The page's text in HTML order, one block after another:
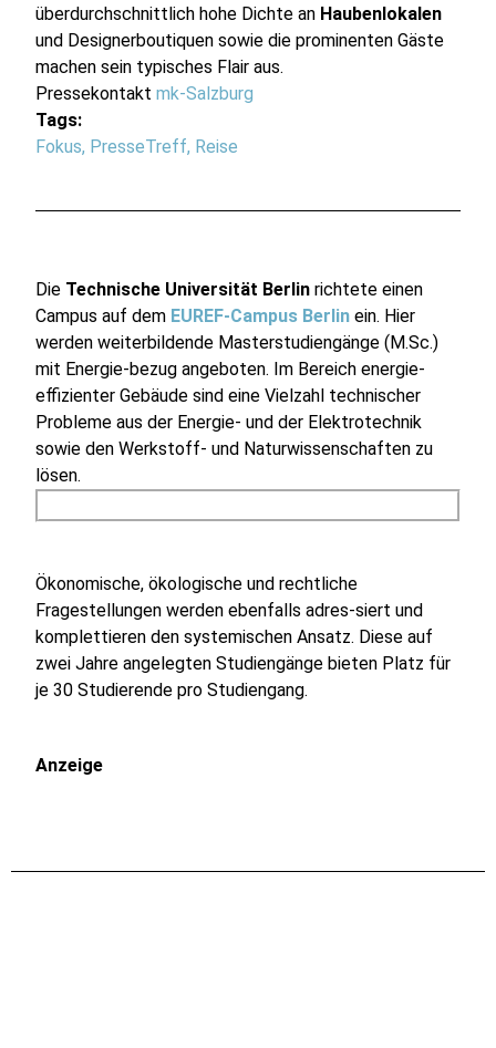
überdurchschnittlich hohe Dichte an Haubenlokalen
und Designerboutiquen sowie die prominenten Gäste
machen sein typisches Flair aus.
Pressekontaktmk-Salzburg
Tags:
Fokus, PresseTreff, Reise
Die Technische Universität Berlin richtete einen
Campus auf dem EUREF-Campus Berlin ein. Hier
werden weiterbildende Masterstudiengänge (M.Sc.)
mit Energie-bezug angeboten. Im Bereich energie-
effizienter Gebäude sind eine Vielzahl technischer
Probleme aus der Energie- und der Elektrotechnik
sowie den Werkstoff- und Naturwissenschaften zu
lösen.
Ökonomische, ökologische und rechtliche
Fragestellungen werden ebenfalls adres-siert und
komplettieren den systemischen Ansatz. Diese auf
zwei Jahre angelegten Studiengänge bieten Platz für
je 30 Studierende pro Studiengang.
Anzeige